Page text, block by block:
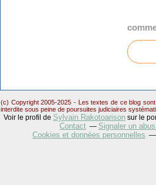
(c) Copyright 2005-2025 - Les textes de ce blog
interdite sous peine de poursuites judiciaires
Voir le profil de Sylvain Rakotoarison sur le
Contact
Signaler un abus
Cookies et données personnelles